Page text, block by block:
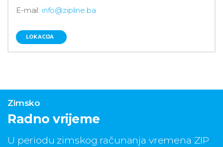
E-mail: info@zipline.ba
LOKACIJA
Zimsko
Radno vrijeme
U periodu zimskog računanja vremena ZIP